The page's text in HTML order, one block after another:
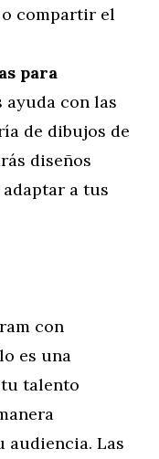
compartir el
para
ayuda con las
de dibujos de
diseños
a tus
con
es una
talento
audiencia. Las